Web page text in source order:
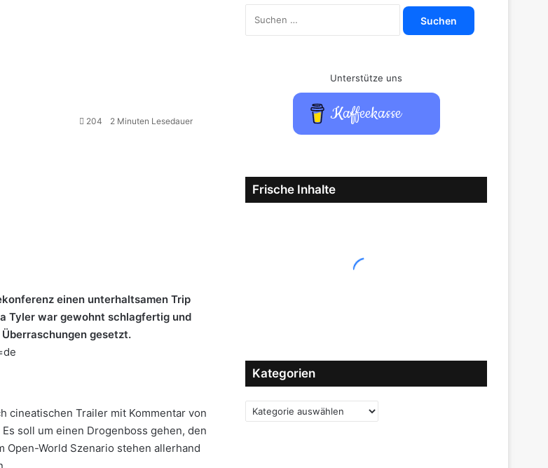
204 2 Minuten Lesedauer
einen unterhaltsamen Trip
Tyler war gewohnt schlagfertig und
gesetzt.
cineatischen Trailer mit Kommentar von
soll um einen Drogenboss gehen, den
Open-World Szenario stehen allerhand
nach:
Unterstütze uns
Kaffeekasse
Frische Inhalte
Kategorien
Kategorien